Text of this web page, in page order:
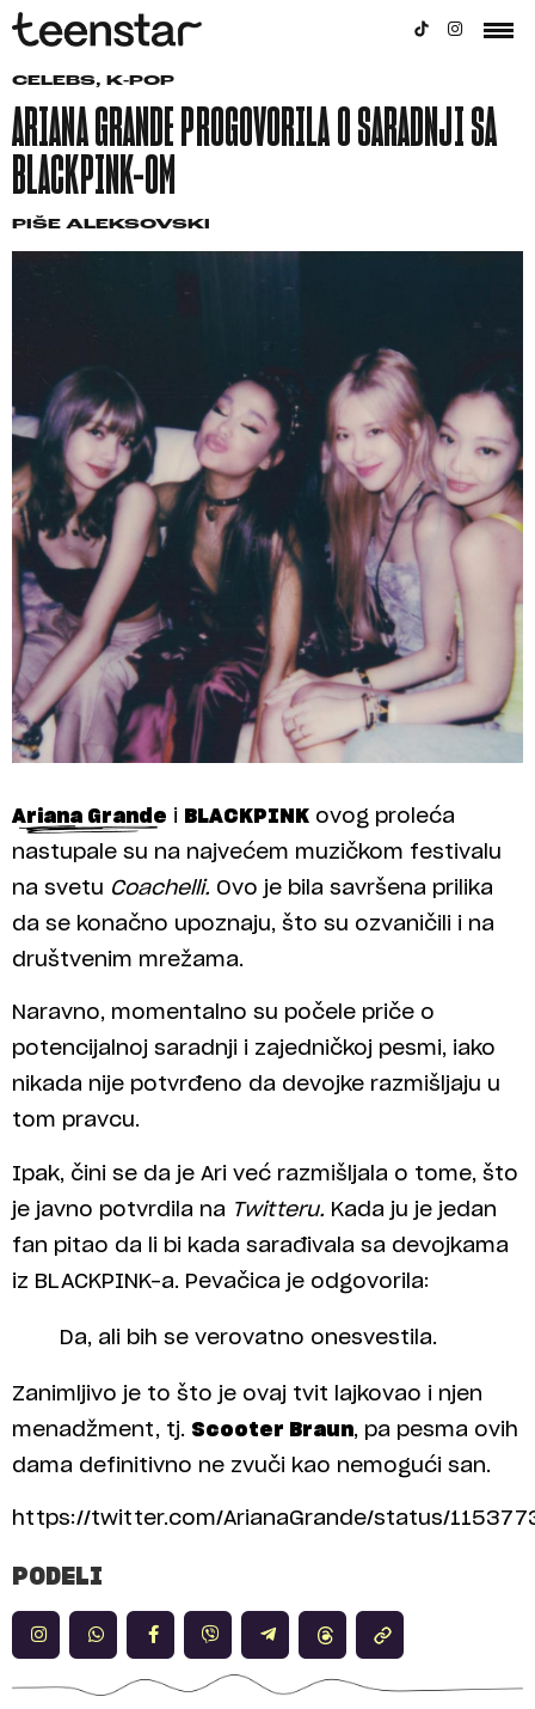
CELEBS, K-POP
ARIANA GRANDE PROGOVORILA O SARADNJI SA
BLACKPINK-OM
PIŠE ALEKSOVSKI
Ariana Grande i BLACKPINK ovog proleća
nastupale su na najvećem muzičkom festivalu
na svetu Coachelli. Ovo je bila savršena prilika
da se konačno upoznaju, što su ozvaničili i na
društvenim mrežama.
Naravno, momentalno su počele priče o
potencijalnoj saradnji i zajedničkoj pesmi, iako
nikada nije potvrđeno da devojke razmišljaju u
tom pravcu.
Ipak, čini se da je Ari već razmišljala o tome, što
je javno potvrdila na Twitteru. Kada ju je jedan
fan pitao da li bi kada sarađivala sa devojkama
iz BLACKPINK-a. Pevačica je odgovorila:
Da, ali bih se verovatno onesvestila.
Zanimljivo je to što je ovaj tvit lajkovao i njen
menadžment, tj. Scooter Braun, pa pesma ovih
dama definitivno ne zvuči kao nemogući san.
https://twitter.com/ArianaGrande/status/
PODELI